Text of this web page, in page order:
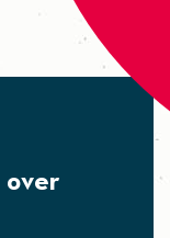
over